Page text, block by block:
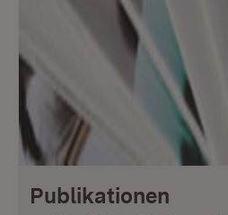
Publikationen